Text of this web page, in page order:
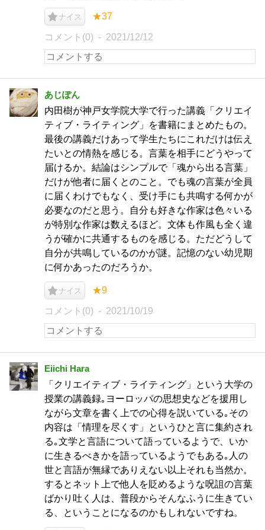
ナイス ★37
コメント(0) 2021/12/12
あじぽん
内田樹が神戸女学院大学で行った講義「クリエイ
ティブ・ライティング」を書籍にまとめたもの。
最後の講義だけあって学生たちにこれだけは伝え
たいとの情熱を感じる。言葉を相手にどうやって
届けるか。結論はシンプルで「魂から出る言葉」
だけが他者に届くとのこと。でも魂の言葉が全員
に届くわけでもなく、受け手にも共鳴する何かが
必要なのだと思う。自分も好きな作家は色々いる
が特別な作家は数えるほど。文体も作風も全く違
うが確かに共通するものを感じる。ただどうして
自分が共鳴しているのかが謎。記憶のない幼児期
に何かあったのだろうか。
ナイス ★9
コメント(0) 2021/10/19
Eiichi Hara
「クリエイティブ・ライティング」という大学の
授業の講義録｡ヨーロッパの思想史などを援用し
ながら文章を書く上での心得を説いている｡その
内容は「情理を尽くす」というひと言に集約され
る｡文学と言語について語っているようで、いか
に生きるべきかを語っているようでもある｡人の
世と言語が無縁でありえない以上それも当然か。
するとネット上で他人を貶めるような呪詛の言葉
ばかり吐く人は、普段からそんなふうに生きてい
る、ということになるのかもしれないですね。